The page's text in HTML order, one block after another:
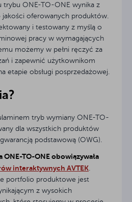
trybu ONE-TO-ONE wynika z
oferowanych produktów.
i testowany z myślą o
pracy w wymagających
możemy w pełni ręczyć za
i zapewnić użytkownikom
etapie obsługi posprzedażowej.
tryb wymiany ONE-TO-
dla wszystkich produktów
podstawową (OWG).
TO-ONE obowiązywała
interaktywnych AVTEK
portfolio produktowe jest
z wysokich